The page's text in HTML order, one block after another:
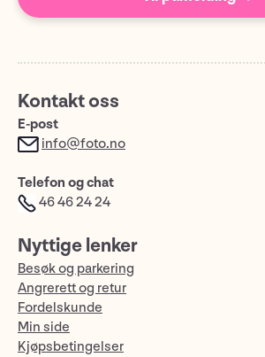
Kontakt oss
E-post
info@foto.no
Telefon og chat
46 46 24 24
Nyttige lenker
Besøk og parkering
Angrerett og retur
Fordelskunde
Min side
Kjøpsbetingelser